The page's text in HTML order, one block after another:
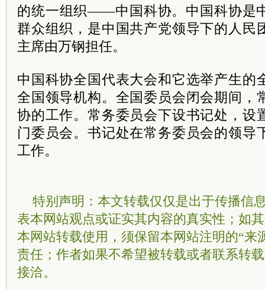
的统一组织——中国科协。中国科协是
群众组织，是中国共产党领导下的人民
主席由万钢担任。
中国科协全国代表大会和它选举产生的
全国领导机构。全国委员会闭会期间，
协的工作。常务委员会下设书记处，设
门委员会。书记处在常务委员会的领导
工作。
特别声明：本文转载仅仅是出于传播信
表本网站观点或证实其内容的真实性；如
本网站转载使用，须保留本网站注明的“来
责任；作者如果不希望被转载或者联系转
接洽。